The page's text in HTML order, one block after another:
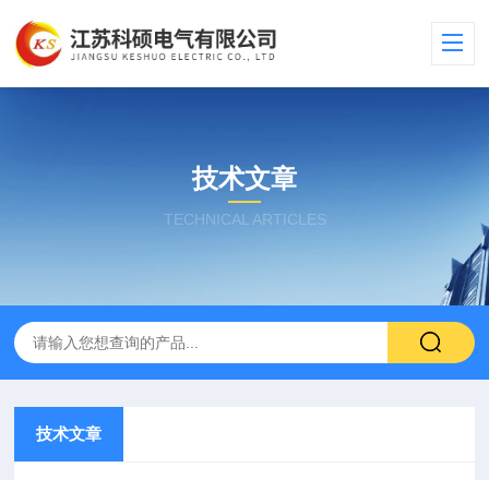
技术文章
TECHNICAL ARTICLES
技术文章